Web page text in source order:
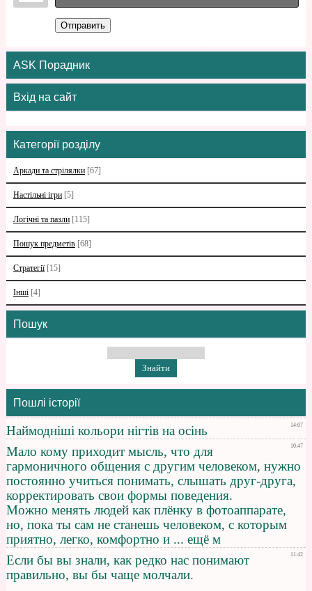
Отправить
ASK Порадник
Вхід на сайт
Категорії розділу
Аркади та стрілялки [67]
Настільні ігри [5]
Логічні та пазли [115]
Пошук предметів [68]
Стратегії [15]
Інші [4]
Пошук
Пошлі історії